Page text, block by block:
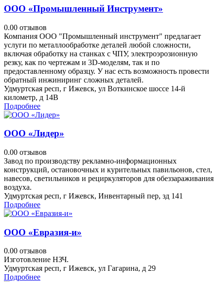
ООО «Промышленный Инструмент»
0.00 отзывов
Компания ООО "Промышленный инструмент" предлагает
услуги по металлообработке деталей любой сложности,
включая обработку на станках с ЧПУ, электроэрозионную
резку, как по чертежам и 3D-моделям, так и по
предоставленному образцу. У нас есть возможность провести
обратный инжиниринг сложных деталей.
Удмуртская респ, г Ижевск, ул Воткинское шоссе 14-й
километр, д 14В
Подробнее
ООО «Лидер»
0.00 отзывов
Завод по производству рекламно-информационных
конструкций, остановочных и курительных павильонов, стел,
навесов, светильников и рециркуляторов для обеззараживания
воздуха.
Удмуртская респ, г Ижевск, Инвентарный пер, зд 141
Подробнее
ООО «Евразия-и»
0.00 отзывов
Изготовление НЗЧ.
Удмуртская респ, г Ижевск, ул Гагарина, д 29
Подробнее